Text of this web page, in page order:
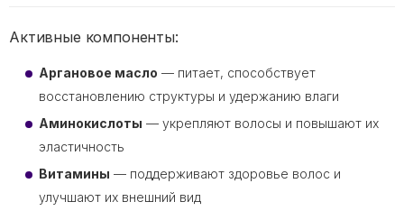
Активные компоненты:
Аргановое масло — питает, способствует
восстановлению структуры и удержанию влаги
Аминокислоты — укрепляют волосы и повышают их
эластичность
Витамины — поддерживают здоровье волос и
улучшают их внешний вид